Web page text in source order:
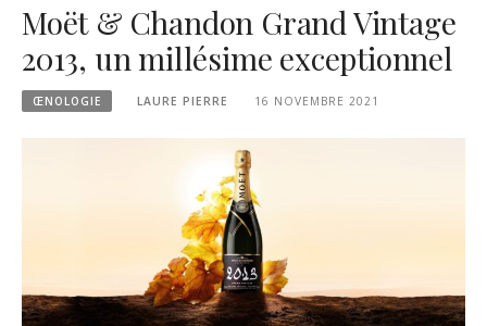
Moët & Chandon Grand Vintage
2013, un millésime exceptionnel
ŒNOLOGIE LAURE PIERRE 16 NOVEMBRE 2021